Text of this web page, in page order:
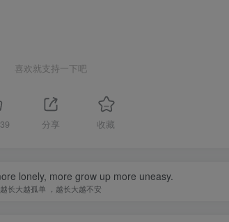
喜欢就支持一下吧
39 分享 收藏
lonely, more grow up more uneasy.
越长大越孤单 ，越长大越不安